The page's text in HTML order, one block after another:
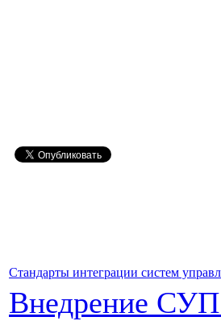
Стандарты интеграции систем
Внедрение СУП